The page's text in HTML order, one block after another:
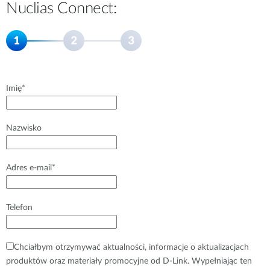
Nuclias Connect:
Imię*
Nazwisko
Adres e-mail*
Telefon
Chciałbym otrzymywać aktualności, informacje o aktualizacjach
produktów oraz materiały promocyjne od D-Link. Wypełniając ten